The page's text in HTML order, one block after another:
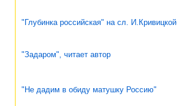
"Глубинка российская" на сл.
"Задаром", читает автор
"Не дадим в обиду матушку Россию"